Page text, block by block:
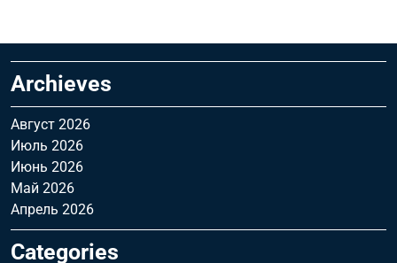
Archieves
Август 2026
Июль 2026
Июнь 2026
Май 2026
Апрель 2026
Categories